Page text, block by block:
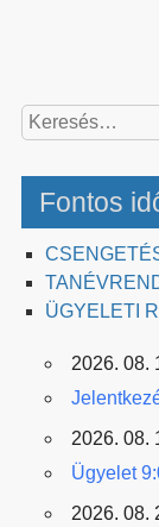
Keresés:
Fontos
ÜGYELETI
2026. 08.
2026. 08.
Ügyelet
2026. 08.